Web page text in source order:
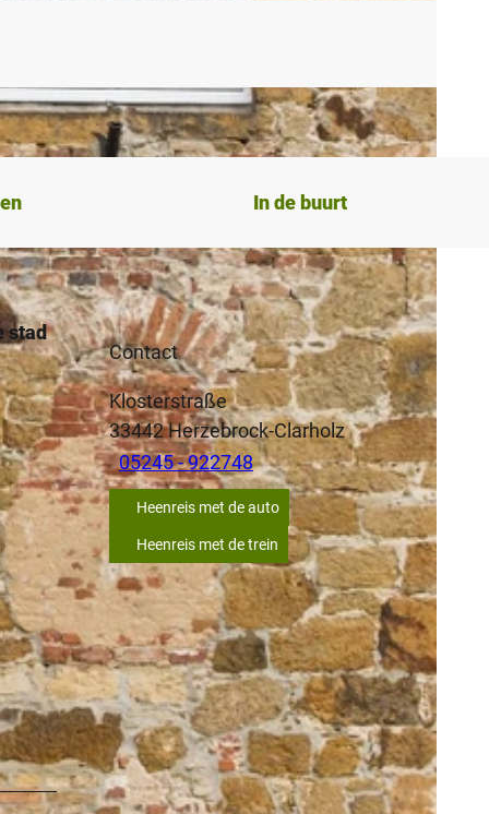
In de buurt
stad
Contact
Klosterstraße
33442Herzebrock-Clarholz
05245 - 922748
Heenreis met de auto
Heenreis met de trein